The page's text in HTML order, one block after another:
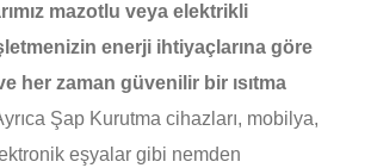
mazotlu veya elektrikli
enerji ihtiyaçlarına göre
her zaman güvenilir bir ısıtma
Şap Kurutma cihazları, mobilya,
eşyalar gibi nemden